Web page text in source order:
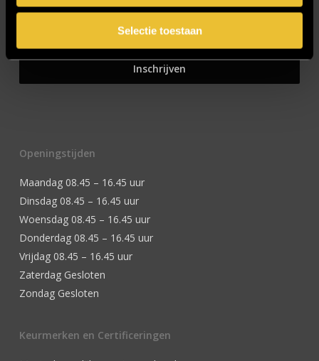
Selectie toestaan
Openingstijden
Maandag 08.45 – 16.45 uur
Dinsdag 08.45 – 16.45 uur
Woensdag 08.45 – 16.45 uur
Donderdag 08.45 – 16.45 uur
Vrijdag 08.45 – 16.45 uur
Zaterdag Gesloten
Zondag Gesloten
Keurmerken en Certificeringen